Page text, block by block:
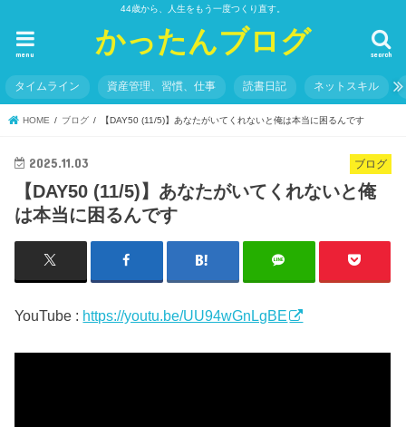
44歳から、人生をもう一度つくり直す。
かったんブログ search
menu
タイムライン 資産管理、習慣、仕事 読書日記 ネットスキル
HOME ブログ 【DAY50 (11/5)】あなたがいてくれないと俺は本当に困るんです
ブログ
2025.11.03
【DAY50 (11/5)】あなたがいてくれないと俺
は本当に困るんです
YouTube : https://youtu.be/UU94wGnLgBE